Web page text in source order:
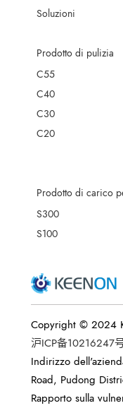
Soluzioni
Prodotto di pulizia
C55
C40
C30
C20
Prodotto di carico
S300
S100
Copyright © 2024
沪ICP备10216247
Indirizzo
Road, Pudong
Rapporto sulla